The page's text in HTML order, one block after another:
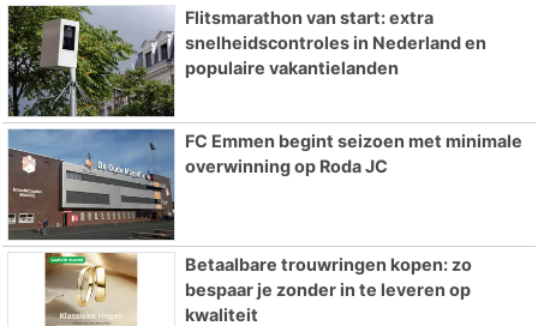
Flitsmarathon van start: extra
snelheidscontroles in Nederland en
populaire vakantielanden
FC Emmen begint seizoen met minimale
overwinning op Roda JC
Betaalbare trouwringen kopen: zo
bespaar je zonder in te leveren op
kwaliteit